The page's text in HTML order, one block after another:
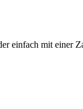
einfach mit einer